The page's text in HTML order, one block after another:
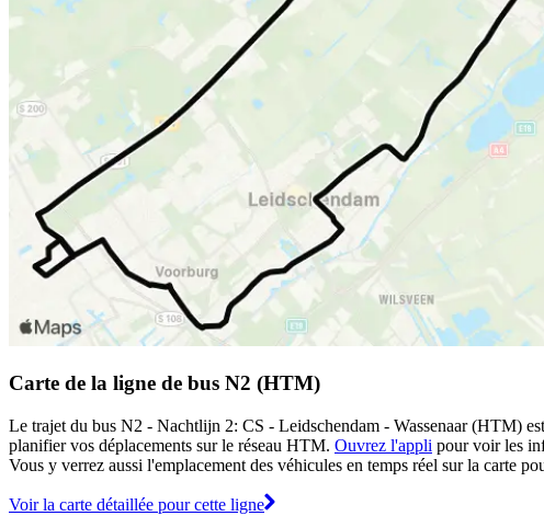
Carte de la ligne de bus N2 (HTM)
Le trajet du bus N2 - Nachtlijn 2: CS - Leidschendam - Wassenaar (HTM)
planifier vos déplacements sur le réseau HTM. Ouvrez l'appli pour voir les
Vous y verrez aussi l'emplacement des véhicules en temps réel sur la carte
Voir la carte détaillée pour cette ligne